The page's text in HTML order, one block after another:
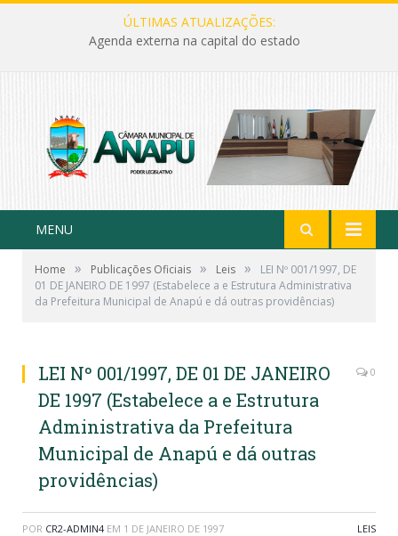
ÚLTIMAS ATUALIZAÇÕES:
Agenda externa na capital do estado
MENU
Home » Publicações Oficiais » Leis »
LEI Nº 001/1997, DE
01 DE JANEIRO DE 1997 (Estabelece a e Estrutura Administrativa
da Prefeitura Municipal de Anapú e dá outras providências)
LEI Nº 001/1997, DE 01 DE JANEIRO
DE 1997 (Estabelece a e Estrutura
Administrativa da Prefeitura
Municipal de Anapú e dá outras
providências)
0
POR CR2-ADMIN4 EM 1 DE JANEIRO DE 1997 LEIS